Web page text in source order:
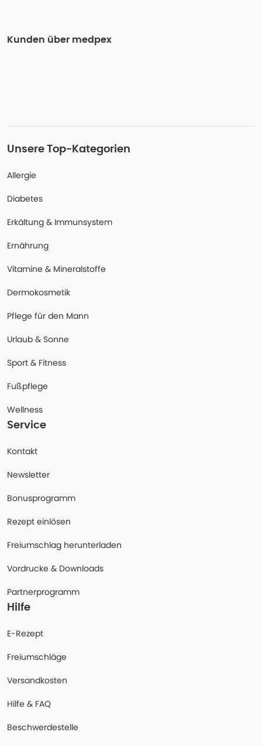
Kunden über medpex
Unsere Top-Kategorien
Allergie
Diabetes
Erkältung & Immunsystem
Ernährung
Vitamine & Mineralstoffe
Dermokosmetik
Pflege für den Mann
Urlaub & Sonne
Sport & Fitness
Fußpflege
Wellness
Service
Kontakt
Newsletter
Bonusprogramm
Rezept einlösen
Freiumschlag herunterladen
Vordrucke & Downloads
Partnerprogramm
Hilfe
E-Rezept
Freiumschläge
Versandkosten
Hilfe & FAQ
Beschwerdestelle